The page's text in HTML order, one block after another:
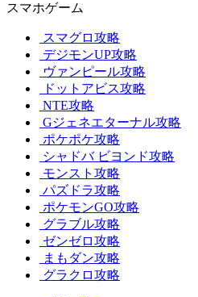
スマホゲーム
スマグロ攻略
デジモンUP攻略
ヴァンピール攻略
ドットアビス攻略
NTE攻略
Gジェネエターナル攻略
ポケポケ攻略
シャドバ ビヨンド攻略
モンスト攻略
パズドラ攻略
ポケモンGO攻略
グラブル攻略
ゼンゼロ攻略
まもダン攻略
グラクロ攻略